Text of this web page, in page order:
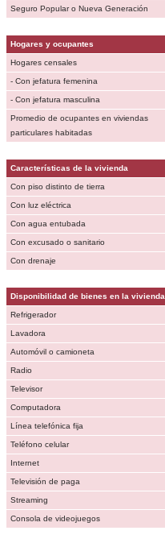
Seguro Popular o Nueva Generación
Hogares y ocupantes
Hogares censales
- Con jefatura femenina
- Con jefatura masculina
Promedio de ocupantes en viviendas
particulares habitadas
Características de la vivienda
Con piso distinto de tierra
Con luz eléctrica
Con agua entubada
Con excusado o sanitario
Con drenaje
Disponibilidad de bienes en la vivienda
Refrigerador
Lavadora
Automóvil o camioneta
Radio
Televisor
Computadora
Línea telefónica fija
Teléfono celular
Internet
Televisión de paga
Streaming
Consola de videojuegos